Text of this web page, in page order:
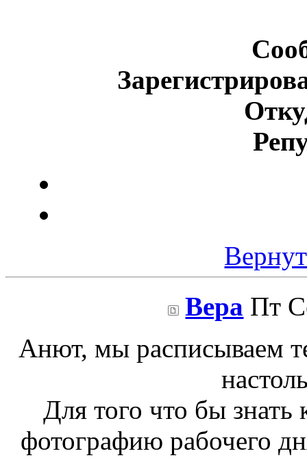
Вера Пт
Анют, мы расписываем
Для того что бы знать
фотографию рабочего